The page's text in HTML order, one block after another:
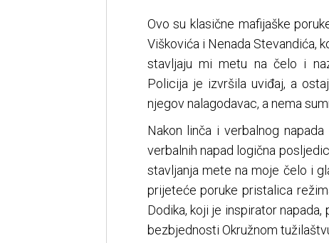
Ovo su klasične mafijaške
Viškovića i Nenada Stevandića,
stavljaju mi metu na čelo i
Policija je izvršila uviđaj, a
njegov nalagodavac, a nema
Nakon linča i verbalnog
verbalnih napad logična
stavljanja mete na moje čelo i
prijeteće poruke pristalica
Dodika, koji je inspirator
bezbjednosti Okružnom